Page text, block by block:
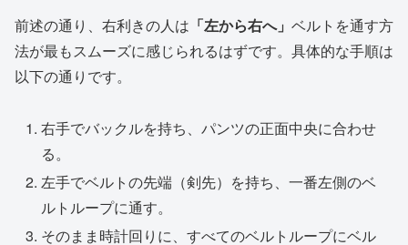
前述の通り、右利きの人は 「左から右へ」 ベルトを通す方
法が最もスムーズに感じられるはずです。具体的な手順は
以下の通りです。
右手でバックルを持ち、パンツの正面中央に合わせ
る。
左手でベルトの先端（剣先）を持ち、一番左側のベ
ルトループに通す。
そのまま時計回りに、すべてのベルトループにベル